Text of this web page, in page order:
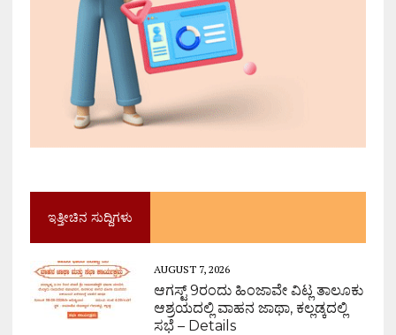
ಇತ್ತೀಚಿನ ಸುದ್ದಿಗಳು
AUGUST 7, 2026
ಆಗಸ್ಟ್ 9ರಂದು ಹಿಂಜಾವೇ ವಿಟ್ಲ ತಾಲೂಕು
ಆಶ್ರಯದಲ್ಲಿ ವಾಹನ ಜಾಥಾ, ಕಲ್ಲಡ್ಕದಲ್ಲಿ
ಸಭೆ – Details